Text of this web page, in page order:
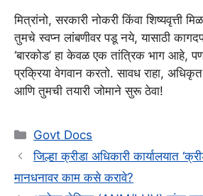
मित्रांनो, सरकारी नोकरी किंवा शिष्यवृत्ती
तुमचे स्वप्न लांबणीवर पडू नये, यासाठी
‘बारकोड’ हा केवळ एक तांत्रिक भाग आहे,
प्रक्रिया वेगवान करतो. सावध राहा, अधिकृत
आणि तुमची तयारी जोमाने सुरू ठेवा!
Categories
Govt Docs
जिल्हा क्रीडा अधिकारी कार्यालयात
मानधनावर काम कसे करावे?